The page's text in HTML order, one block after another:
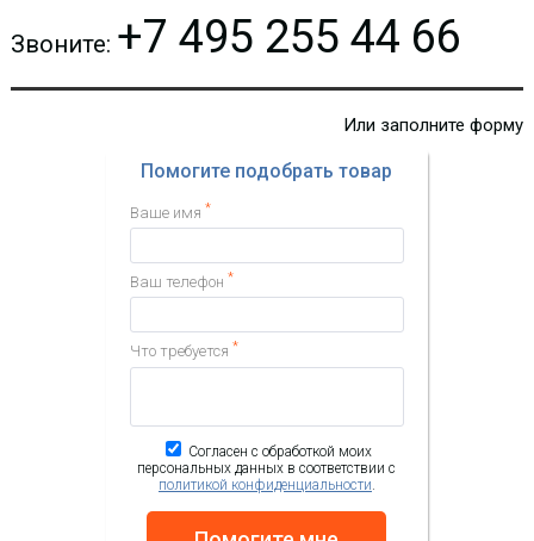
Звоните: +7 495 255 44 66
Или заполните форму
Помогите подобрать товар
Ваше имя *
Ваш телефон *
Что требуется *
Согласен с обработкой моих
персональных данных в соответствии с
политикой конфиденциальности